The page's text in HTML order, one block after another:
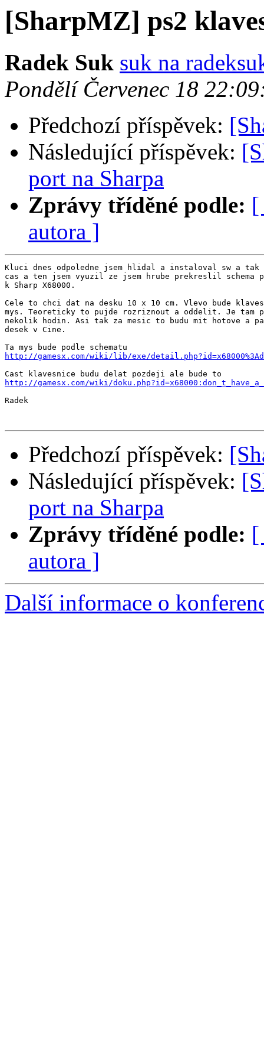
[SharpMZ] ps2
Radek Suk suk na
Pondělí Červenec 18
Předchozí příspěvek:
Následující příspěvek:
port na Sharpa
Zprávy tříděné podle: [
autora ]
Kluci dnes odpoledne jsem hlidal a instaloval sw a tak
cas a ten jsem vyuzil ze jsem hrube prekreslil schema
k Sharp X68000.
Cele to chci dat na desku 10 x 10 cm. Vlevo bude
mys. Teoreticky to pujde rozriznout a oddelit. Je tam
nekolik hodin. Asi tak za mesic to budu mit hotove a
desek v Cine.
http://gamesx.com/wiki/lib/exe/
http://gamesx.com/wiki/
Radek
Předchozí příspěvek:
Následující příspěvek:
port na Sharpa
Zprávy tříděné podle: [
autora ]
Další informace o